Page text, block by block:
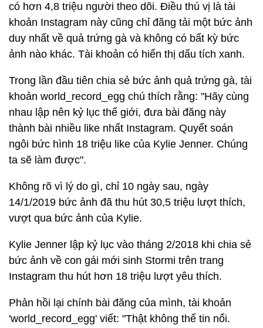
có hơn 4,8 triệu người theo dõi. Điều thú vị là tài
khoản Instagram này cũng chỉ đăng tải một bức ảnh
duy nhất về quả trứng gà và không có bất kỳ bức
ảnh nào khác. Tài khoản có hiển thị dấu tích xanh.
Trong lần đầu tiên chia sẻ bức ảnh quả trứng gà, tài
khoản world_record_egg chú thích rằng: "Hãy cùng
nhau lập nên kỷ lục thế giới, đưa bài đăng này
thành bài nhiều like nhất Instagram. Quyết soán
ngôi bức hình 18 triệu like của Kylie Jenner. Chúng
ta sẽ làm được".
Không rõ vì lý do gì, chỉ 10 ngày sau, ngày
14/1/2019 bức ảnh đã thu hút 30,5 triệu lượt thích,
vượt qua bức ảnh của Kylie.
Kylie Jenner lập kỷ lục vào tháng 2/2018 khi chia sẻ
bức ảnh về con gái mới sinh Stormi trên trang
Instagram thu hút hơn 18 triệu lượt yêu thích.
Phản hồi lại chính bài đăng của mình, tài khoản
'world_record_egg' viết: "Thật không thể tin nổi.